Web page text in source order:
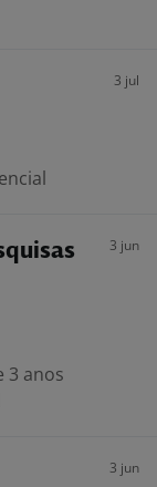
3 jul
3 jun
3 anos
3 jun